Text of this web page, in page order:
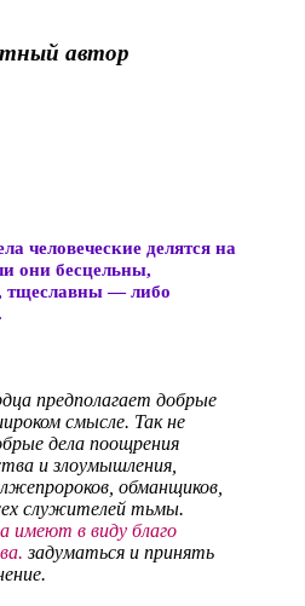
автор
человеческие делятся на
они бесцельны,
тщеславны — либо
предполагает добрые
смысле. Так не
дела поощрения
и злоумышления,
обманщиков,
служителей тьмы.
имеют в виду благо
задуматься и принять